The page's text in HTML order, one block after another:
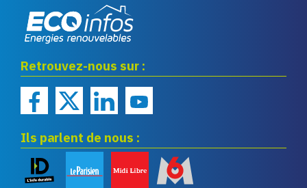
renouvelables
Retrouvez-nous sur :
Ils parlent de nous :